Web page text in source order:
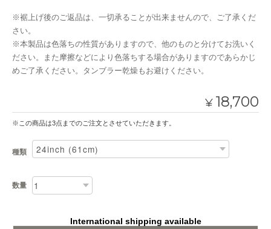
※裾上げ後のご返品は、一切承ることが出来ませんので、ご了承くだ
さい。
※本製品は色落ちの性質がありますので、他のものと分けてお洗いく
ださい。また摩擦などにより色落ちする場合がありますのであらかじ
めご了承ください。タンブラー乾燥もお避けください。
¥ 18,700
※この商品は3点までのご注文とさせていただきます。
種類
数量
International shipping available